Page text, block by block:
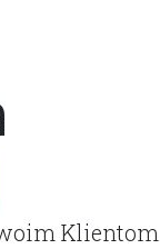
Klientom